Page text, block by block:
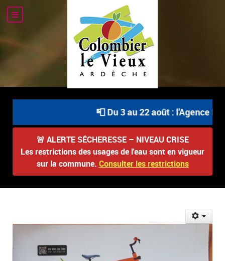
📮 Du 3 au 22 août : l'Agence
🚨 ALERTE SÉCHERESSE – NIVEAU CRISE
Les restrictions des usages de l'eau sont en vigueur
sur la commune. Consulter les restrictions